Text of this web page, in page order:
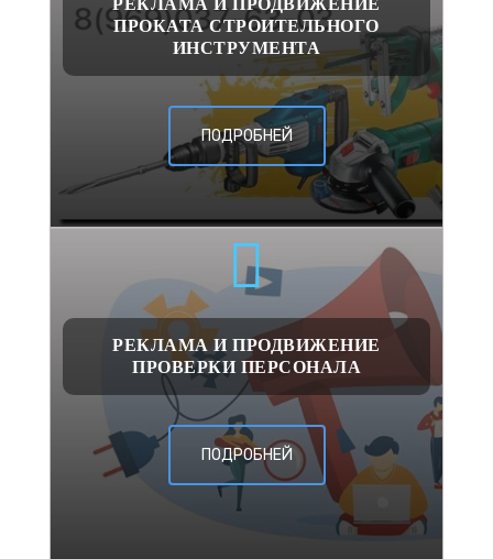
ПРОКАТА СТРОИТЕЛЬНОГО
ИНСТРУМЕНТА
ПОДРОБНЕЙ
РЕКЛАМА И ПРОДВИЖЕНИЕ
ПРОВЕРКИ ПЕРСОНАЛА
ПОДРОБНЕЙ